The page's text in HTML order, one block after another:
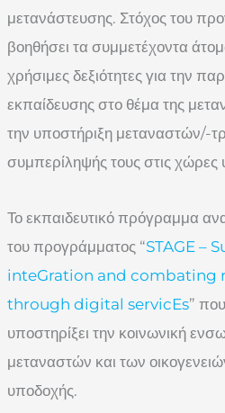
μετανάστευσης. Στόχος του
βοηθήσει τα συμμετέχοντα
χρήσιμες δεξιότητες για την
εκπαίδευσης στο θέμα της
την υποστήριξη μεταναστών/-
συμπερίληψής τους στις χώρες
Το εκπαιδευτικό πρόγραμμα
του προγράμματος “STAGE –
inteGration and combating
through digital servicEs”
υποστηρίξει την κοινωνική
μεταναστών και των
υποδοχής.